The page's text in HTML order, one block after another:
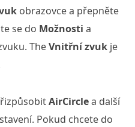
obrazovce a přepněte
se do Možnosti a
TheVnitřní zvuk je
AirCirclea další
Pokud chcete do